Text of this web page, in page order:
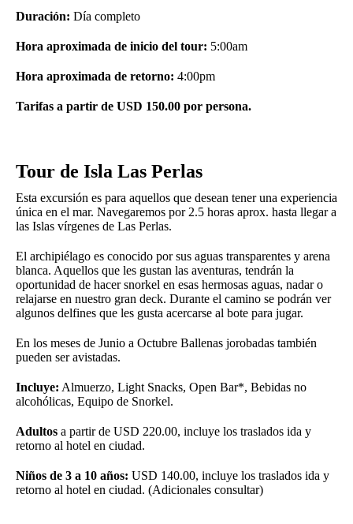
Duración: Día completo
Hora aproximada de inicio del tour: 5:00am
Hora aproximada de retorno: 4:00pm
Tarifas a partir de USD 150.00 por persona.
Tour de Isla Las Perlas
Esta excursión es para aquellos que desean tener una experiencia
única en el mar. Navegaremos por 2.5 horas aprox. hasta llegar a
las Islas vírgenes de Las Perlas.
El archipiélago es conocido por sus aguas transparentes y arena
blanca. Aquellos que les gustan las aventuras, tendrán la
oportunidad de hacer snorkel en esas hermosas aguas, nadar o
relajarse en nuestro gran deck. Durante el camino se podrán ver
algunos delfines que les gusta acercarse al bote para jugar.
En los meses de Junio a Octubre Ballenas jorobadas también
pueden ser avistadas.
Incluye: Almuerzo, Light Snacks, Open Bar*, Bebidas no
alcohólicas, Equipo de Snorkel.
Adultos a partir de USD 220.00, incluye los traslados ida y
retorno al hotel en ciudad.
Niños de 3 a 10 años: USD 140.00, incluye los traslados ida y
retorno al hotel en ciudad. (Adicionales consultar)